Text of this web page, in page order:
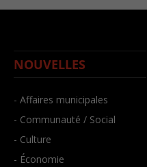
NOUVELLES
- Affaires municipales
- Communauté / Social
- Culture
- Économie